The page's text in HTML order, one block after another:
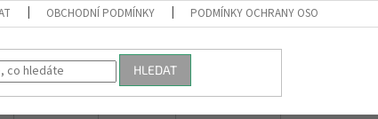
OBCHODNÍ PODMÍNKY PODMÍNKY OCHRANY OSOBNÍCH ÚDAJŮ
HLEDAT